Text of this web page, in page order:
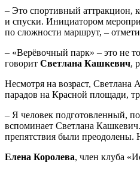
– Это спортивный аттракцион,
и спуски. Инициатором
по сложности маршрут, –
– «Верëвочный парк» – это не
говорит Светлана Кашкевич,
Несмотря на возраст, Светлана
парадов на Красной площади,
– Я человек подготовленный,
вспоминает Светлана
препятствия были преодолены.
Елена Королева, член клуба